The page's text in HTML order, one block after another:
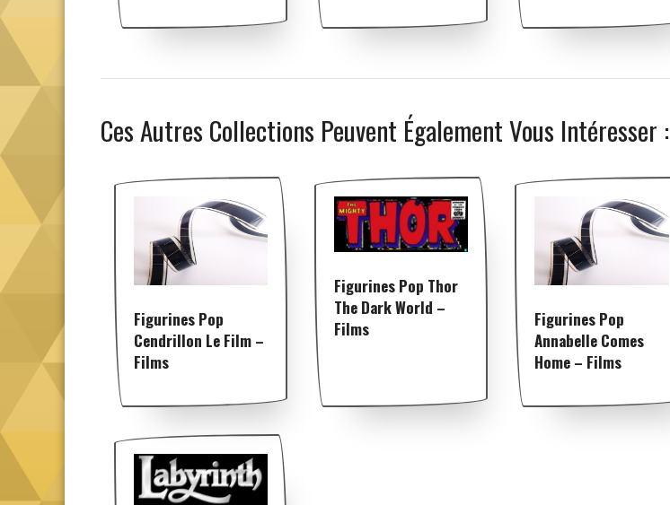
Ces Autres Collections Peuvent Également Vous Intéresser :
Figurines Pop
Cendrillon Le Film –
Films
Figurines Pop Thor
The Dark World –
Films
Figurines Pop
Annabelle Comes
Home – Films